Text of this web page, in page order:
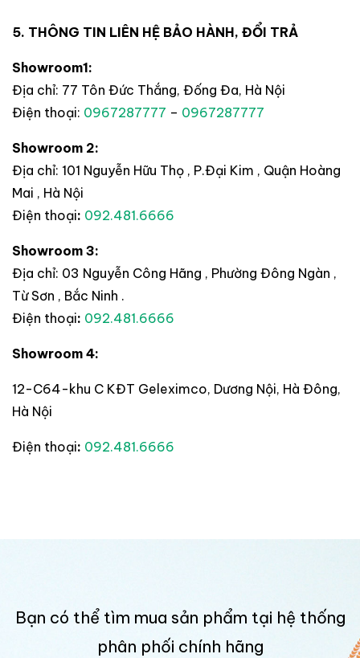
5. THÔNG TIN LIÊN HỆ BẢO HÀNH, ĐỔI TRẢ
Showroom1:
Địa chỉ: 77 Tôn Đức Thắng, Đống Đa, Hà Nội
Điện thoại: 0967287777 – 0967287777
Showroom 2:
Địa chỉ: 101 Nguyễn Hữu Thọ , P.Đại Kim , Quận Hoàng
Mai , Hà Nội
Điện thoại: 092.481.6666
Showroom 3:
Địa chỉ: 03 Nguyễn Công Hãng , Phường Đông Ngàn ,
Từ Sơn , Bắc Ninh .
Điện thoại: 092.481.6666
Showroom 4:
12-C64-khu C KĐT Geleximco, Dương Nội, Hà Đông,
Hà Nội
Điện thoại: 092.481.6666
Bạn có thể tìm mua sản phẩm tại hệ thống
phân phối chính hãng